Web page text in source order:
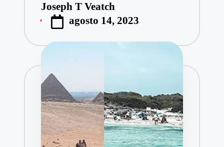
Publicado
por
Joseph T Veatch
agosto 14, 2023